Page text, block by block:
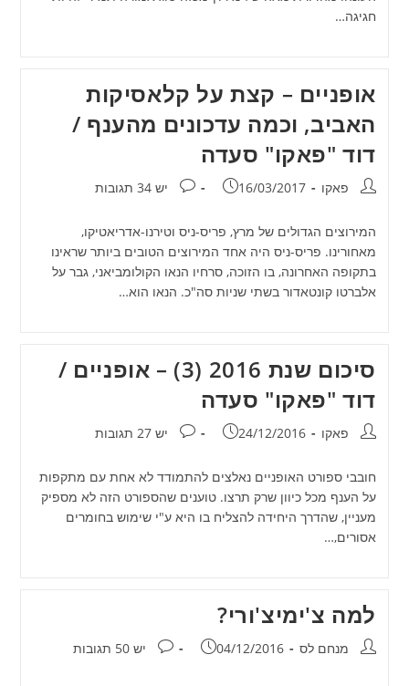
חגיגה…
אופניים – קצת על קלאסיקות
האביב, וכמה עדכונים מהענף /
דוד "פאקו" סעדה
מחבר:פאקו פורסם:
16/03/2017 תגובות:
יש 34 תגובות
המירוצים הגדולים של מרץ, פריס-ניס וטירנו-אדריאטיקו,
מאחורינו. פריס-ניס היה אחד המירוצים הטובים ביותר שראינו
בתקופה האחרונה, בו הזוכה, סרחיו הנאו הקולומביאני, גבר על
אלברטו קונטאדור בשתי שניות סה"כ. הנאו הוא…
סיכום שנת 2016 (3) – אופניים /
דוד "פאקו" סעדה
מחבר:פאקו פורסם:
24/12/2016 תגובות:
יש 27 תגובות
חובבי ספורט האופניים נאלצים להתמודד לא אחת עם מתקפות
על הענף מכל כיוון שרק תרצו. טוענים שהספורט הזה לא מספיק
מעניין, שהדרך היחידה להצליח בו היא ע"י שימוש בחומרים
אסורים,…
למה צ'ימיצ'ורי?
מחבר:מנחם לס פורסם:
04/12/2016 תגובות:
יש 50 תגובות